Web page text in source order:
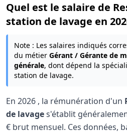
Quel est le salaire de
station de lavage en
Note : Les salaires indiqués
du métier Gérant / Gérante de
générale, dont dépend la
station de lavage.
En 2026 , la rémunération d'un
de lavages'établit
€ brut mensuel. Ces données,